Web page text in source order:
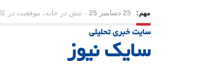
مهم: 23 دسامبر 25 - چرا اراده می‌کنیم ولی
21 دسامبر 25
سایت خبری تحلیلی
سایک نیوز